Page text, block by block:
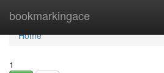
bookmarkingace
Home
Home
1